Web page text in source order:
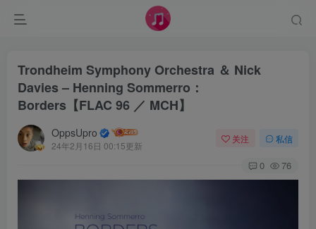
Trondheim Symphony Orchestra ＆ Nick
Davies – Henning Sommerro：
Borders【FLAC 96 ／ MCH】
OppsUpro
24年2月16日 00:15更新
关注 私信
0 76